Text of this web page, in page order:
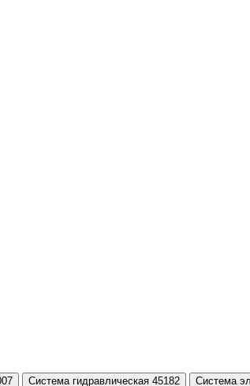
Система гидравлическая 45182 Система